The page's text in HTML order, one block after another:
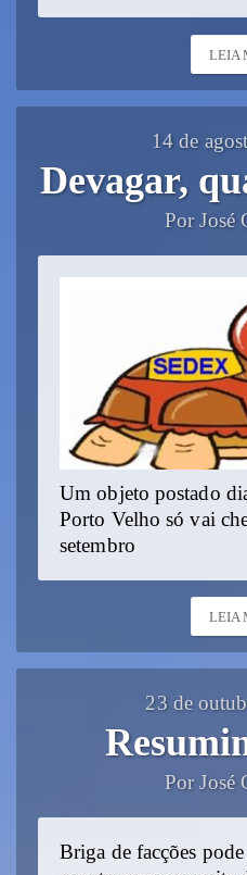
LEIA
14 de
Devagar,
Por José
Um objeto postado
Porto Velho só vai
setembro
LEIA
23 de
Por José
Briga de facções